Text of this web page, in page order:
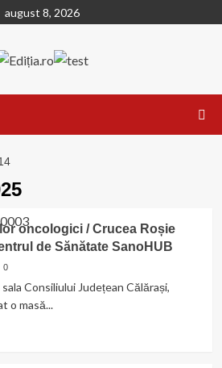
august 8, 2026
oncologici / Crucea Roșie
de Sănătate SanoHUB
0
Consiliului Județean Călărași,
o masă...